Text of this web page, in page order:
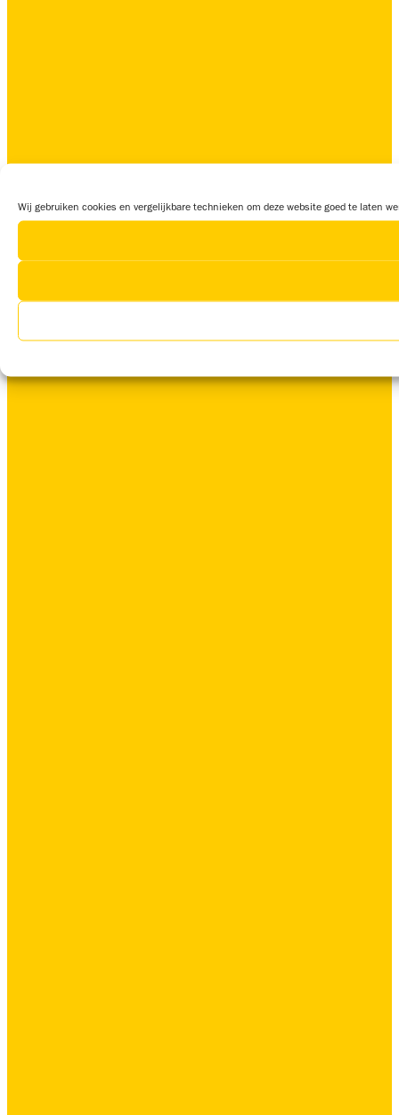
Wij gebruiken cookies en vergelijkbare technieken om deze website goed te laten